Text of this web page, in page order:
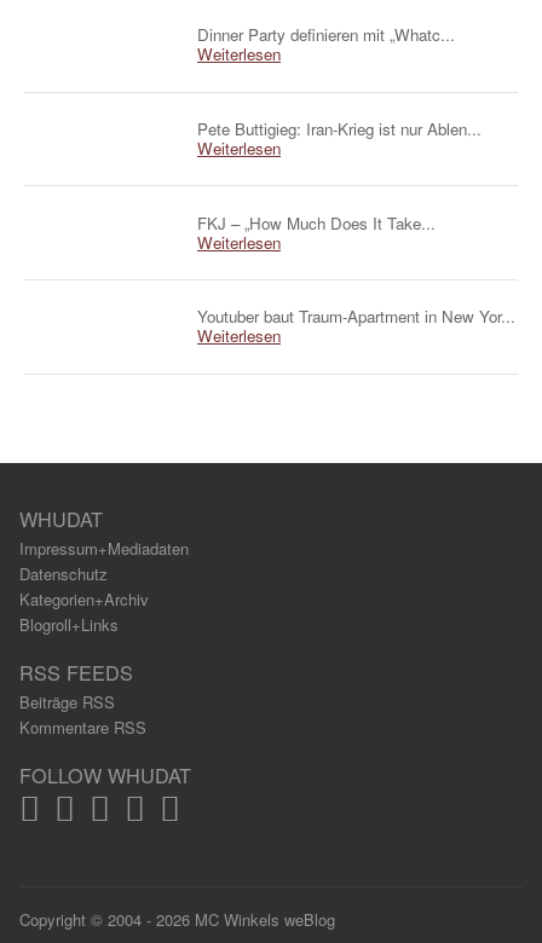
Dinner Party definieren mit „Whatc...
Weiterlesen
Pete Buttigieg: Iran-Krieg ist nur Ablen...
Weiterlesen
FKJ – „How Much Does It Take...
Weiterlesen
Youtuber baut Traum-Apartment in New Yor...
Weiterlesen
WHUDAT
Impressum+Mediadaten
Datenschutz
Kategorien+Archiv
Blogroll+Links
RSS FEEDS
Beiträge RSS
Kommentare RSS
FOLLOW WHUDAT
Copyright © 2004 - 2026 MC Winkels weBlog